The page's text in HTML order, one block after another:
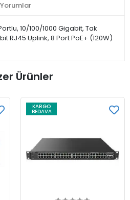
Yorumlar
10/100/1000 Gigabit, Tak
RJ45 Uplink, 8 Port PoE+ (120W)
Ürünler
KARGO
BEDAVA